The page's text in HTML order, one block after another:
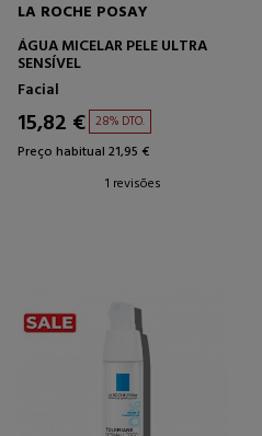
LA ROCHE POSAY
ÁGUA MICELAR PELE ULTRA
SENSÍVEL
Facial
15,82 € 28% DTO.
Preço habitual 21,95 €
1 revisões